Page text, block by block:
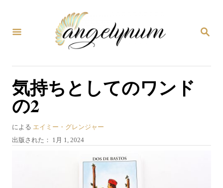
検
気持ちとしてのワンド
の2
による 著
者
エイミー・グレンジャー
投
出版された： 1月 1, 2024